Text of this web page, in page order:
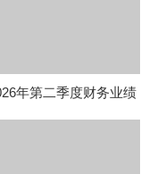
年第二季度财务业绩